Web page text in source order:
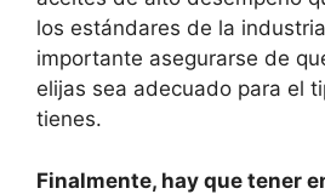
los estándares de la
importante asegurarse de
elijas sea adecuado para el
tienes.
Finalmente, hay que tener